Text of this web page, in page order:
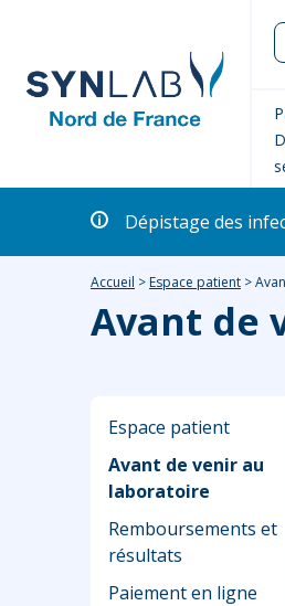
Dépistage des
Accueil > Espace patient >
Avant de
Espace patient
Avant de venir au
laboratoire
Remboursements et
résultats
Paiement en ligne